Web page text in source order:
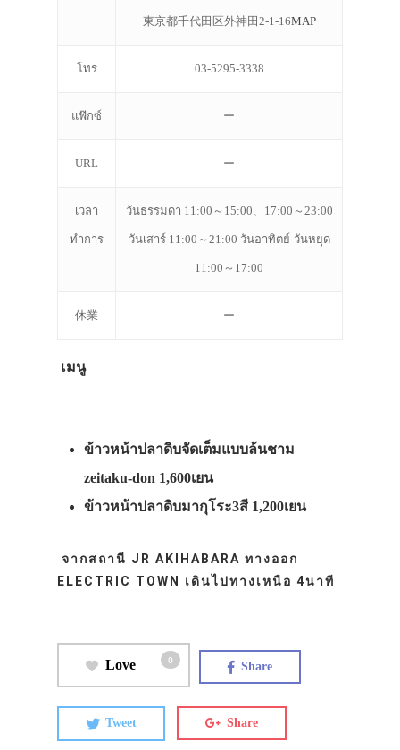
東京都千代田区外神田2-1-16MAP
โทร 03-5295-3338
แฟ๊กซ์ ー
URL ー
เวลา
ทำการ
วันธรรมดา 11:00～15:00、17:00～23:00
วันเสาร์ 11:00～21:00 วันอาทิตย์-วันหยุด
11:00～17:00
休業 ー
เมนู
ข้าวหน้าปลาดิบจัดเต็มแบบล้นชาม
zeitaku-don 1,600เยน
ข้าวหน้าปลาดิบมากุโระ3สี 1,200เยน
จากสถานี JR AKIHABARA ทางออก
ELECTRIC TOWN เดินไปทางเหนือ 4นาที
Love 0 Share
Tweet Share